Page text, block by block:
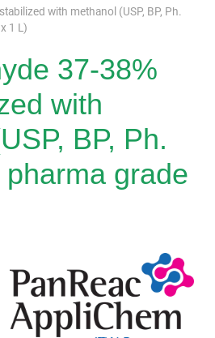
with methanol (USP, BP, Ph.
1 L)
37-38%
with
BP, Ph.
grade